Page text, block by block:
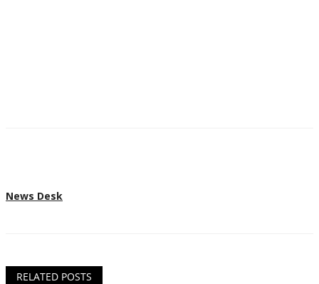
News Desk
RELATED POSTS